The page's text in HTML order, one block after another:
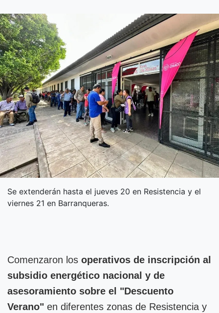
Se extenderán hasta el jueves 20 en Resistencia y el
viernes 21 en Barranqueras.
Comenzaron los operativos de inscripción al
subsidio energético nacional y de
asesoramiento sobre el "Descuento
Verano" en diferentes zonas de Resistencia y